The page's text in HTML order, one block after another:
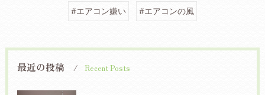
#エアコン嫌い #エアコンの風
最近の投稿 Recent Posts